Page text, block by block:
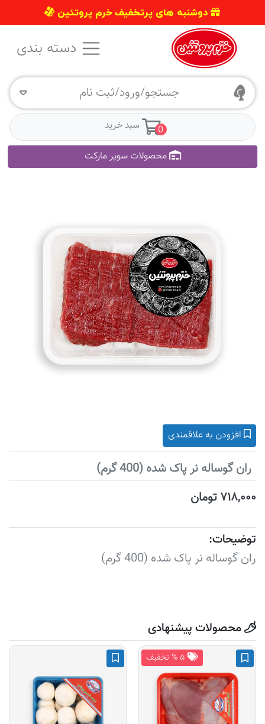
دوشنبه های پرتخفیف خرم پروتئین
جستجو/ورود/ثبت نام
0 سبد خرید
محصولات سوپر مارکت
ران گوساله نر پاک شده (400 گرم)
۷۱۸,۰۰۰ تومان
توضیحات:
ران گوساله نر پاک شده (400 گرم)
محصولات پیشنهادی